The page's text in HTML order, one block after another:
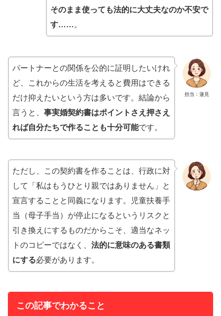
そのまま使っても法的に大丈夫なのか不安で
す……。
担当：蓮見
パートナーとの関係を公的に証明したいけれ
ど、これからの生活を考えると費用はできる
だけ抑えたいという方は多いです。結論から
言うと、 事実婚契約書はポイントさえ押さえ
れば自分たちで作ることも十分可能です。
ただし、この契約書を作ることは、行政に対
して「私はもうひとり親ではありません」と
宣言することと同義になります。児童扶養手
当（母子手当）が停止になるというリスクと
引き換えにするものだからこそ、適当なネッ
トのコピーではなく、 法的に意味のある書類
にする必要があります。
この記事でわかること